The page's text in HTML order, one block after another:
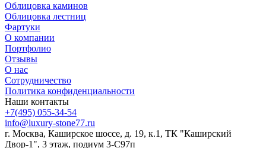
Облицовка каминов
Облицовка лестниц
Фартуки
О компании
Портфолио
Отзывы
О нас
Сотрудничество
Политика конфиденциальности
Наши контакты
+7(495) 055-34-54
info@luxury-stone77.ru
г. Москва, Каширское шоссе, д. 19, к.1, ТК "Каширский
Двор-1", 3 этаж, подиум 3-С97п